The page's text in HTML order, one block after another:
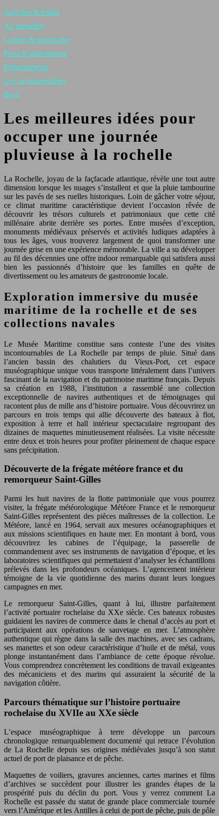
Activités & loisirs
Au quotidien
Culture & patrimoine
Food & gastronomie
Hébergements
Les incontournables
Blog
Les meilleures idées pour
occuper une journée
pluvieuse à la rochelle
La Rochelle, joyau de la façfacade atlantique, révèle une tout autre
dimension lorsque les nuages s’installent et que la pluie tambourine
sur les pavés de ses ruelles historiques. Loin de gâcher votre séjour,
ce climat maritime caractéristique devient l’occasion rêvée de
découvrir les trésors culturels et patrimoniaux que cette cité
millénaire abrite derrière ses portes. Entre musées d’exception,
monuments médiévaux préservés et activités ludiques adaptées à
tous les âges, vous trouverez largement de quoi transformer une
journée grise en une expérience mémorable. La ville a su développer
au fil des décennies une offre indoor remarquable qui satisfera aussi
bien les passionnés d’histoire que les familles en quête de
divertissement ou les amateurs de gastronomie locale.
Exploration immersive du musée
maritime de la rochelle et de ses
collections navales
Le Musée Maritime constitue sans conteste l’une des visites
incontournables de La Rochelle par temps de pluie. Situé dans
l’ancien bassin des chalutiers du Vieux-Port, cet espace
muséographique unique vous transporte littéralement dans l’univers
fascinant de la navigation et du patrimoine maritime français. Depuis
sa création en 1988, l’institution a rassemblé une collection
exceptionnelle de navires authentiques et de témoignages qui
racontent plus de mille ans d’histoire portuaire. Vous découvrirez un
parcours en trois temps qui allie découverte des bateaux à flot,
exposition à terre et hall intérieur spectaculaire regroupant des
dizaines de maquettes minutieusement réalisées. La visite nécessite
entre deux et trois heures pour profiter pleinement de chaque espace
sans précipitation.
Découverte de la frégate météore france et du
remorqueur Saint-Gilles
Parmi les huit navires de la flotte patrimoniale que vous pourrez
visiter, la frégate météorologique Météore France et le remorqueur
Saint-Gilles représentent des pièces maîtresses de la collection. Le
Météore, lancé en 1964, servait aux mesures océanographiques et
aux missions scientifiques en haute mer. En montant à bord, vous
découvrirez les cabines de l’équipage, la passerelle de
commandement avec ses instruments de navigation d’époque, et les
laboratoires scientifiques qui permettaient d’analyser les échantillons
prélevés dans les profondeurs océaniques. L’agencement intérieur
témoigne de la vie quotidienne des marins durant leurs longues
campagnes en mer.
Le remorqueur Saint-Gilles, quant à lui, illustre parfaitement
l’activité portuaire rochelaise du XXe siècle. Ces bateaux robustes
guidaient les navires de commerce dans le chenal d’accès au port et
participaient aux opérations de sauvetage en mer. L’atmosphère
authentique qui règne dans la salle des machines, avec ses cadrans,
ses manettes et son odeur caractéristique d’huile et de métal, vous
plonge instantanément dans l’ambiance de cette époque révolue.
Vous comprendrez concrètement les conditions de travail exigeantes
des mécaniciens et des marins qui assuraient la sécurité de la
navigation côtière.
Parcours thématique sur l’histoire portuaire
rochelaise du XVIIe au XXe siècle
L’espace muséographique à terre développe un parcours
chronologique remarquablement documenté qui retrace l’évolution
de La Rochelle depuis ses origines médiévales jusqu’à son statut
actuel de port de plaisance et de pêche.
Maquettes de voiliers, gravures anciennes, cartes marines et films
d’archives se succèdent pour illustrer les grandes étapes de la
prospérité puis du déclin du port. Vous y verrez comment La
Rochelle est passée du statut de grande place commerciale tournée
vers l’Amérique et les Antilles à celui de port de pêche, puis de pôle